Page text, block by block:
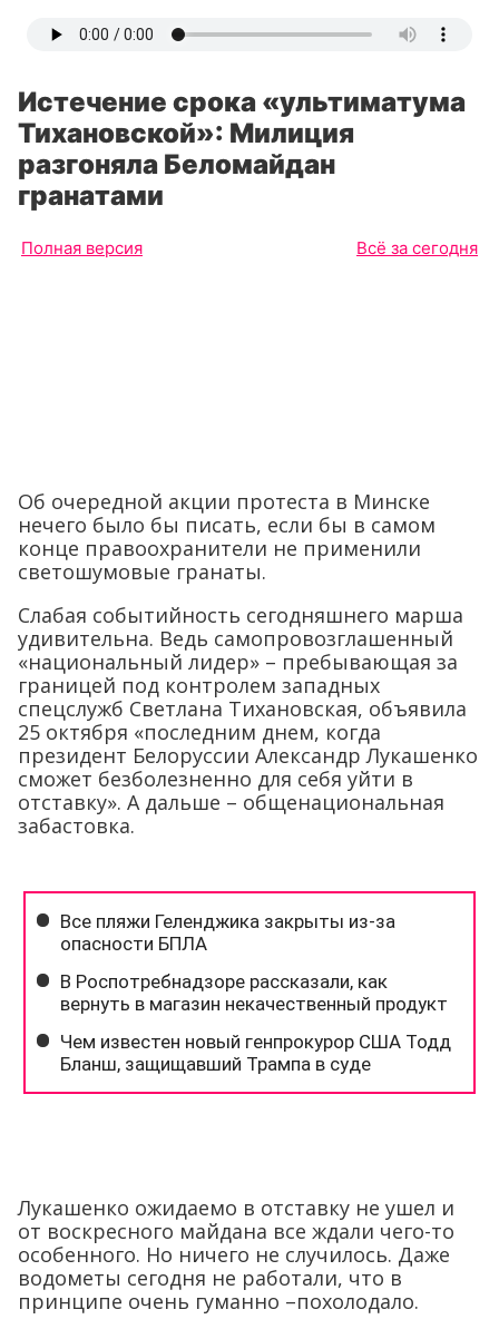
Истечение срока «ультиматума
Тихановской»: Милиция
разгоняла Беломайдан
гранатами
Полная версия Всё за сегодня
Об очередной акции протеста в Минске
нечего было бы писать, если бы в самом
конце правоохранители не применили
светошумовые гранаты.
Слабая событийность сегодняшнего марша
удивительна. Ведь самопровозглашенный
«национальный лидер» – пребывающая за
границей под контролем западных
спецслужб Светлана Тихановская, объявила
25 октября «последним днем, когда
президент Белоруссии Александр Лукашенко
сможет безболезненно для себя уйти в
отставку». А дальше – общенациональная
забастовка.
Лукашенко ожидаемо в отставку не ушел и
от воскресного майдана все ждали чего-то
особенного. Но ничего не случилось. Даже
водометы сегодня не работали, что в
принципе очень гуманно –похолодало.